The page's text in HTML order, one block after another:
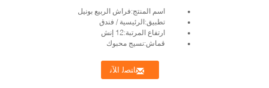
اسم المنتج:فراش الربيع بونيل
تطبيق:الرئيسية / فندق
ارتفاع المرتبة:12 إنش
قماش:نسيج محبوك
ﺎﺘﺼﻟ ﺍﻶﻧ